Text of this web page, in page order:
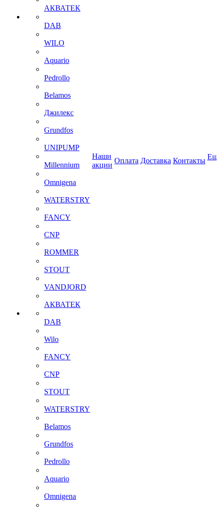
АКВАТЕК
DAB
WILO
Aquario
Pedrollo
Belamos
Джилекс
Grundfos
UNIPUMP
Millennium
Omnigena
WATERSTRY
FANCY
CNP
ROMMER
STOUT
VANDJORD
АКВАТЕК
DAB
Wilo
FANCY
CNP
STOUT
WATERSTRY
Belamos
Grundfos
Pedrollo
Aquario
Omnigena
Наши
акции
Оплата Доставка Контакты